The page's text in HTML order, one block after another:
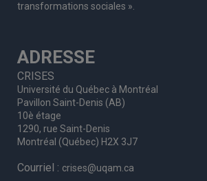
transformations sociales ».
ADRESSE
CRISES
Université du Québec à Montréal
Pavillon Saint-Denis (AB)
10è étage
1290, rue Saint-Denis
Montréal (Québec) H2X 3J7
Courriel : crises@uqam.ca